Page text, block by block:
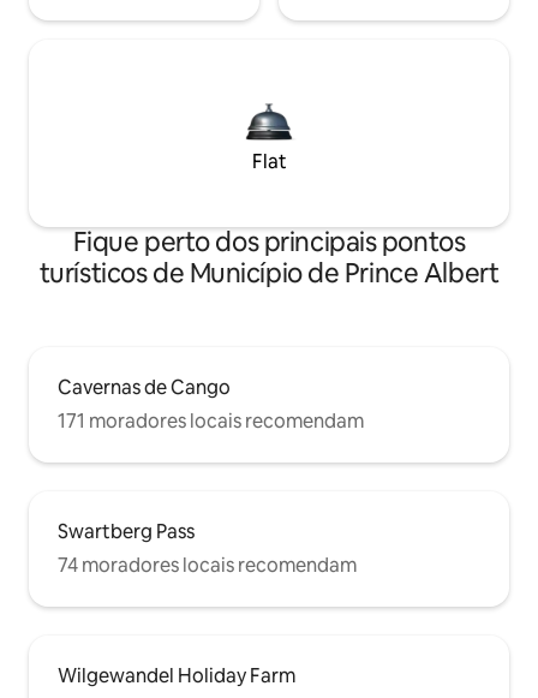
Flat
Fique perto dos principais pontos
turísticos de Município de Prince Albert
Cavernas de Cango
171 moradores locais recomendam
Swartberg Pass
74 moradores locais recomendam
Wilgewandel Holiday Farm